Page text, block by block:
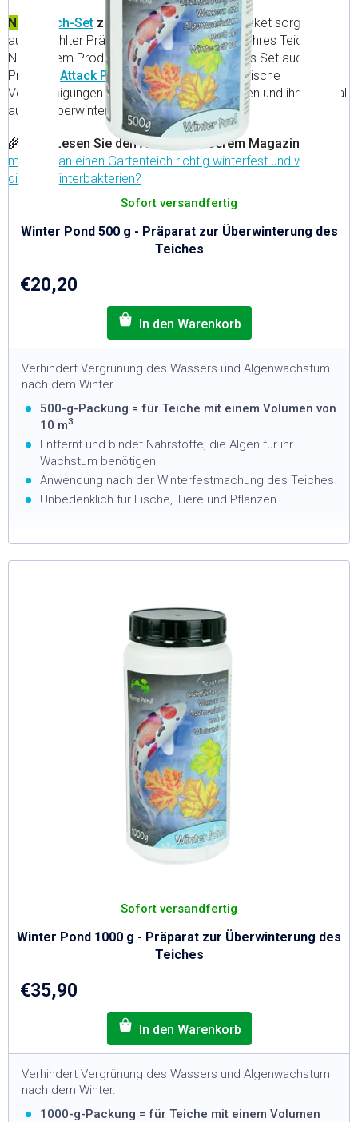
Neu: Teich-Set zur Überwinterung– ein Paket sorgfältig
ausgewählter Präparate zur Überwinterung Ihres Teichs.
Neben dem Produkt Winter Pond enthält das Set auch das
Präparat Attack Pond, das Ihnen hilft, organische
Verunreinigungen aus dem Teich zu entfernen und ihn optimal
auf die Überwinterung vorzubereiten.
🌾TIPP: Lesen Sie den Artikel in unserem Magazin
macht man einen Gartenteich richtig winterfest und wozu
dienen Winterbakterien?
r
u
n
g
u
k
t
e
Winter Pond 500 g - Präparat zur Überwinterung des
Teiches
Sofort versandfertig
€20,20
Verhindert Vergrünung des Wassers und Algenwachstum
nach dem Winter.
500-g-Packung = für Teiche mit einem Volumen von
10 m3
Entfernt und bindet Nährstoffe, die Algen für ihr
Wachstum benötigen
Anwendung nach der Winterfestmachung des Teiches
Unbedenklich für Fische, Tiere und Pflanzen
Winter Pond 1000 g - Präparat zur Überwinterung des
Teiches
Sofort versandfertig
€35,90
Verhindert Vergrünung des Wassers und Algenwachstum
nach dem Winter.
1000-g-Packung = für Teiche mit einem Volumen